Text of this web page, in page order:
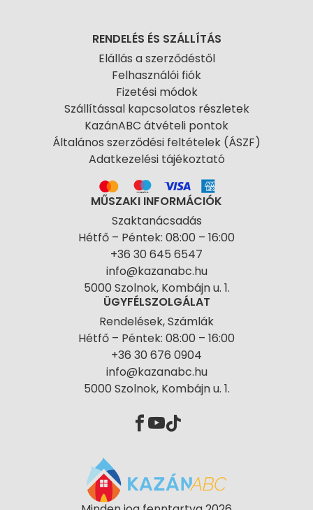
RENDELÉS ÉS SZÁLLÍTÁS
Elállás a szerződéstől
Felhasználói fiók
Fizetési módok
Szállítással kapcsolatos részletek
KazánABC átvételi pontok
Általános szerződési feltételek (ÁSZF)
Adatkezelési tájékoztató
MŰSZAKI INFORMÁCIÓK
Szaktanácsadás
Hétfő – Péntek: 08:00 – 16:00
+36 30 645 6547
info@kazanabc.hu
5000 Szolnok, Kombájn u. 1.
ÜGYFÉLSZOLGÁLAT
Rendelések, Számlák
Hétfő – Péntek: 08:00 – 16:00
+36 30 676 0904
info@kazanabc.hu
5000 Szolnok, Kombájn u. 1.